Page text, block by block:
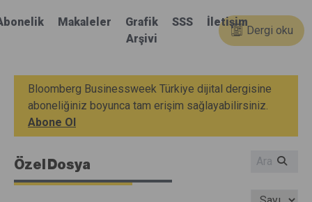
Makaleler
Grafik
Arşivi
SSS İletişim
Dergi oku
Bloomberg Businessweek Türkiye dijital dergisine
aboneliğiniz boyunca tam erişim sağlayabilirsiniz.
Abone Ol
Özel Dosya